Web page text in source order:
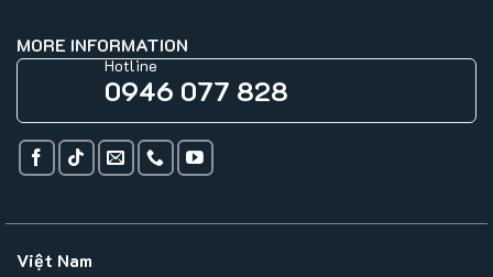
MORE INFORMATION
Hotline
0946 077 828
Việt Nam